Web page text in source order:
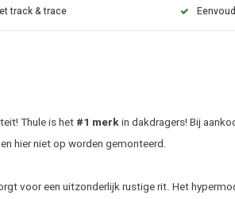
track & trace
Thule is het#1 merkin dakdragers! Bij
hier niet op worden gemonteerd.
voor een uitzonderlijk rustige rit. Het